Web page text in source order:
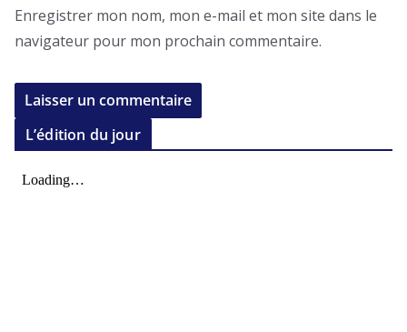
Enregistrer mon nom, mon e-mail et mon site dans le
navigateur pour mon prochain commentaire.
L’édition du jour